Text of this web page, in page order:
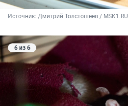
Источник: Дмитрий Толстошеев / MSK1.RU
6 из 6